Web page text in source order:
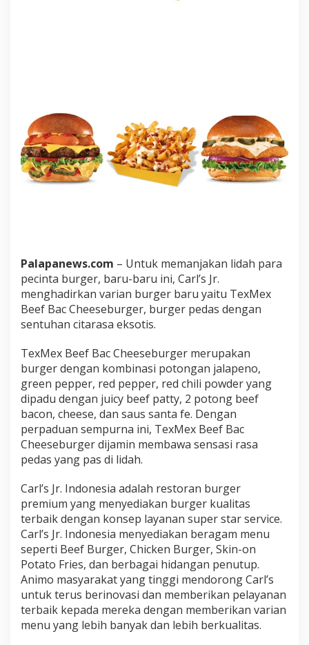
Palapanews.com – Untuk memanjakan lidah para
pecinta burger, baru-baru ini, Carl’s Jr.
menghadirkan varian burger baru yaitu TexMex
Beef Bac Cheeseburger, burger pedas dengan
sentuhan citarasa eksotis.
TexMex Beef Bac Cheeseburger merupakan
burger dengan kombinasi potongan jalapeno,
green pepper, red pepper, red chili powder yang
dipadu dengan juicy beef patty, 2 potong beef
bacon, cheese, dan saus santa fe. Dengan
perpaduan sempurna ini, TexMex Beef Bac
Cheeseburger dijamin membawa sensasi rasa
pedas yang pas di lidah.
Carl’s Jr. Indonesia adalah restoran burger
premium yang menyediakan burger kualitas
terbaik dengan konsep layanan super star service.
Carl’s Jr. Indonesia menyediakan beragam menu
seperti Beef Burger, Chicken Burger, Skin-on
Potato Fries, dan berbagai hidangan penutup.
Animo masyarakat yang tinggi mendorong Carl’s
untuk terus berinovasi dan memberikan pelayanan
terbaik kepada mereka dengan memberikan varian
menu yang lebih banyak dan lebih berkualitas.